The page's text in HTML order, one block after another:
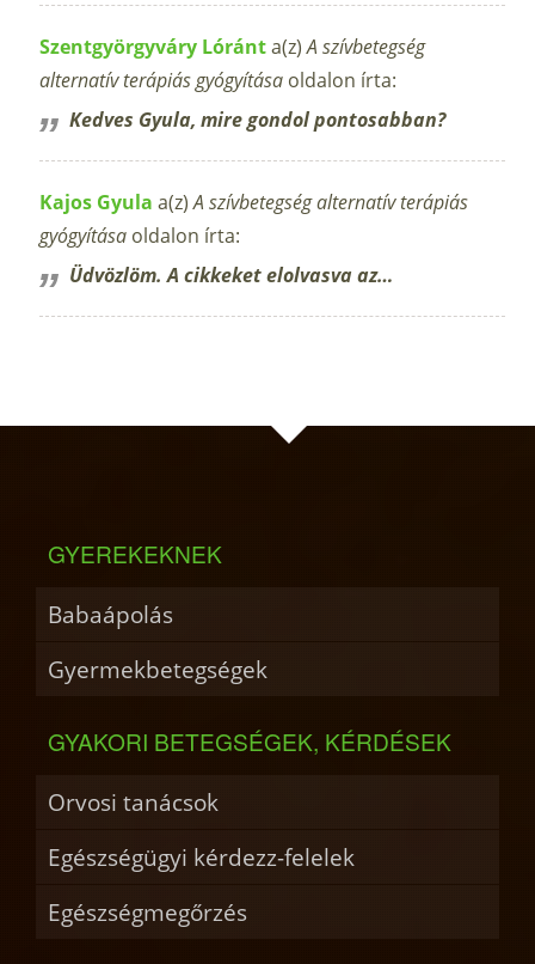
Szentgyörgyváry Lóránta(z)A szívbetegség
alternatív terápiás gyógyítása oldalon írta:
Kedves Gyula, mire gondol pontosabban?
Kajos Gyula a(z)A szívbetegség alternatív terápiás
gyógyítása oldalon írta:
Üdvözlöm. A cikkeket elolvasva az…
GYEREKEKNEK
Babaápolás
Gyermekbetegségek
GYAKORI BETEGSÉGEK, KÉRDÉSEK
Orvosi tanácsok
Egészségügyi kérdezz-felelek
Egészségmegőrzés